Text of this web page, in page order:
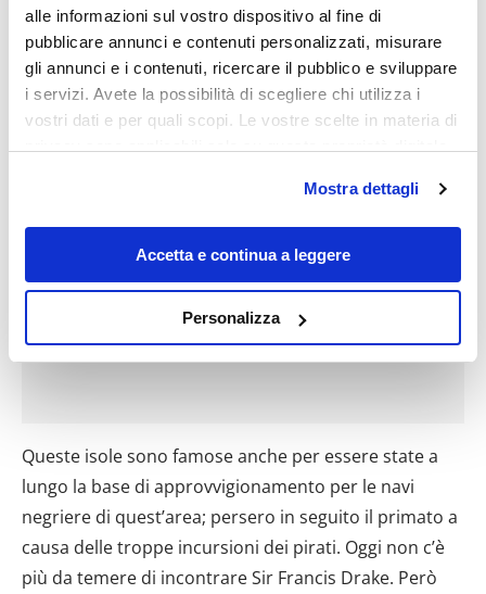
alle informazioni sul vostro dispositivo al fine di
pubblicare annunci e contenuti personalizzati, misurare
gli annunci e i contenuti, ricercare il pubblico e sviluppare
i servizi. Avete la possibilità di scegliere chi utilizza i
vostri dati e per quali scopi. Le vostre scelte in materia di
modificare o revocare il proprio consenso in qualsiasi
momento dalla Dichiarazione sui cookie o facendo clic
sull'icona di attivazione della privacy.
raccogliere informazioni sulla tua posizione
geografica, con un'approssimazione di qualche
(impronte digitali).
Approfondisci come vengono elaborati i tuoi dati personali
e imposta le tue preferenze nella sezione dettagli. Puoi
modificare o ritirare il tuo consenso in qualsiasi momento
dalla Dichiarazione sui cookie.
Mostra dettagli
Accetta e continua a leggere
Personalizza
Queste isole sono famose anche per essere state a
lungo la base di approvvigionamento per le navi
negriere di quest’area; persero in seguito il primato a
causa delle troppe incursioni dei pirati. Oggi non c’è
più da temere di incontrare Sir Francis Drake. Però